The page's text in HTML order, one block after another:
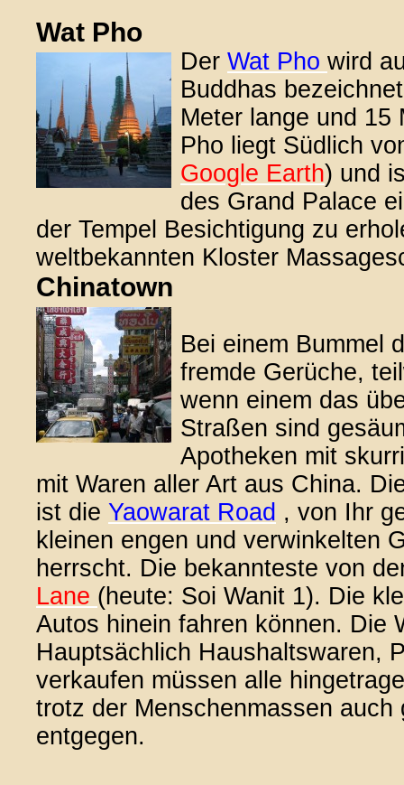
Wat Pho
Der Wat Pho wird
Buddhas
Meter lange und 15
Pho liegt Südlich
Google Earth) und
des Grand Palace
der Tempel Besichtigung zu
weltbekannten Kloster
Chinatown
Bei einem Bummel
fremde Gerüche,
wenn einem das
Straßen sind
Apotheken mit
mit Waren aller Art aus China.
ist die Yaowarat Road , von Ihr
kleinen engen und verwinkelten
herrscht. Die bekannteste von
Lane (heute: Soi Wanit 1). Die
Autos hinein fahren können. Die
Hauptsächlich Haushaltswaren,
verkaufen müssen alle
trotz der Menschenmassen
entgegen.